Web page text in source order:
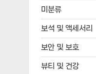
미분류
보석 및 액세서리
보안 및 보호
뷰티 및 건강